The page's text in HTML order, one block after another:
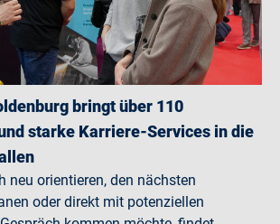
bringt über 110
starke Karriere-Services in die
neu orientieren, den nächsten
oder direkt mit potenziellen